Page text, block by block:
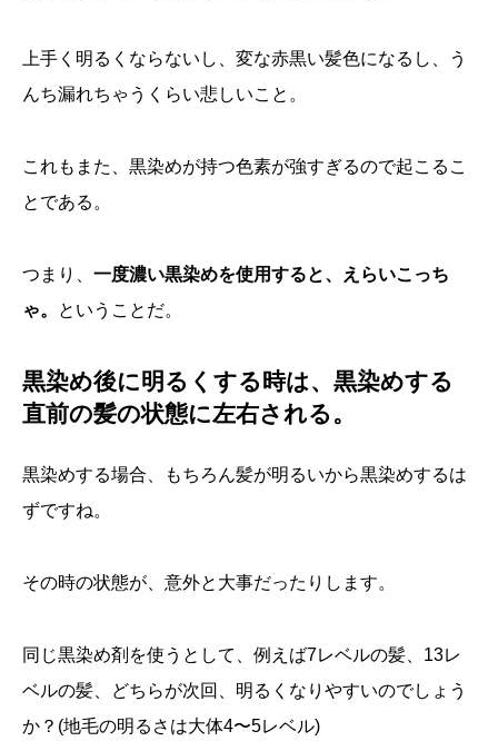
上手く明るくならないし、変な赤黒い髪色になるし、う
んち漏れちゃうくらい悲しいこと。
これもまた、黒染めが持つ色素が強すぎるので起こるこ
とである。
つまり、 一度濃い黒染めを使用すると、えらいこっち
ゃ。
ということだ。
黒染め後に明るくする時は、黒染めする
直前の髪の状態に左右される。
黒染めする場合、もちろん髪が明るいから黒染めするは
ずですね。
その時の状態が、意外と大事だったりします。
同じ黒染め剤を使うとして、例えば7レベルの髪、13レ
ベルの髪、どちらが次回、明るくなりやすいのでしょう
か？(地毛の明るさは大体4〜5レベル)